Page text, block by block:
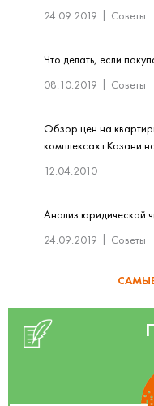
24.09.2019
Советы
Что делать, если
08.10.2019
Советы
Обзор цен на
комплексах г.Казани
12.04.2010
Анализ юридической
24.09.2019
Советы